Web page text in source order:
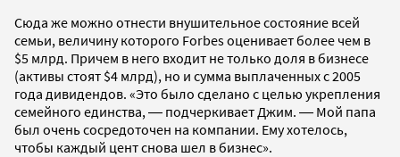
Сюда же можно отнести внушительное состояние всей
семьи, величину которого Forbes оценивает более чем в
$5 млрд. Причем в него входит не только доля в бизнесе
(активы стоят $4 млрд), но и сумма выплаченных с 2005
года дивидендов. «Это было сделано с целью укрепления
семейного единства, ― подчеркивает Джим. ― Мой папа
был очень сосредоточен на компании. Ему хотелось,
чтобы каждый цент снова шел в бизнес».